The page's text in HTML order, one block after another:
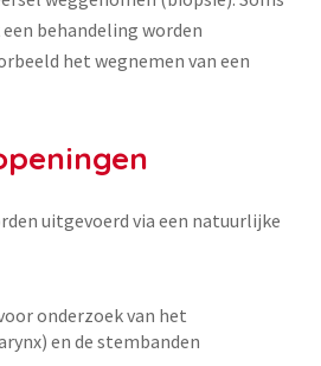
behandeling worden
het wegnemen van een
uitgevoerd via een natuurlijke
onderzoek van het
en de stembanden